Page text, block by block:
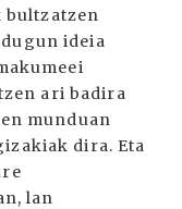
bultzatzen
ideia
ari badira
munduan
dira. Eta
lan